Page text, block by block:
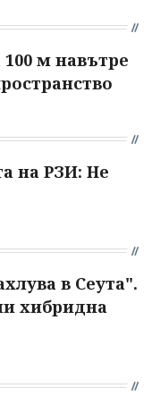
м навътре
на РЗИ: Не
в Сеута".
хибридна